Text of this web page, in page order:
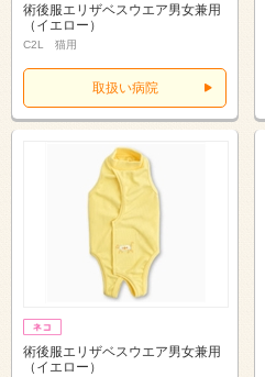
術後服エリザベスウエア男女兼用
（イエロー）
C2L 猫用
取扱い病院
術後服エリザベスウエア男女兼用
（イエロー）